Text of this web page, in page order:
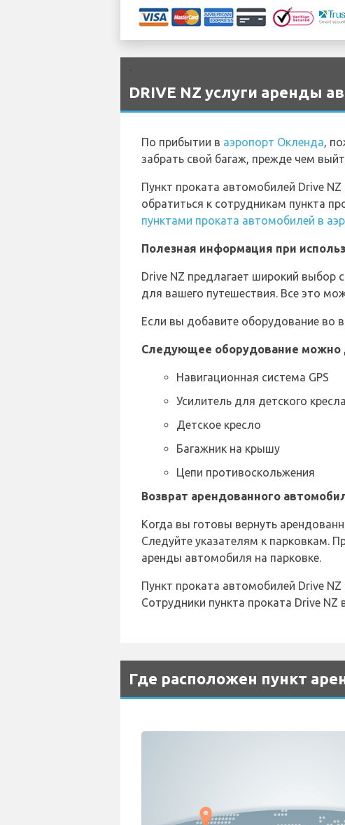
DRIVE NZ услуги аренды
По прибытии в аэропорт Окленда,
забрать свой багаж, прежде чем
Пункт проката автомобилей Drive
обратиться к сотрудникам пункта
пунктами проката автомобилей в
Полезная информация при
Drive NZ предлагает широкий
для вашего путешествия. Все это
Если вы добавите оборудование во
Следующее оборудование можно
Навигационная система GPS
Усилитель для детского кресла
Детское кресло
Багажник на крышу
Цепи противоскольжения
Возврат арендованного
Когда вы готовы вернуть
Следуйте указателям к парковкам.
аренды автомобиля на парковке.
Пункт проката автомобилей Drive
Сотрудники пункта проката Drive
Где расположен пункт